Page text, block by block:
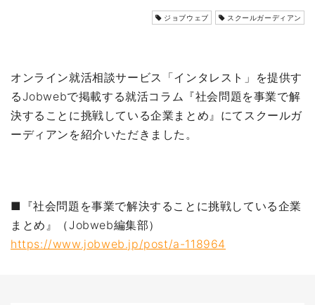
ジョブウェブ スクールガーディアン
オンライン就活相談サービス「インタレスト」を提供す
るJobwebで掲載する就活コラム『社会問題を事業で解
決することに挑戦している企業まとめ』にてスクールガ
ーディアンを紹介いただきました。
■『社会問題を事業で解決することに挑戦している企業
まとめ』（Jobweb編集部）
https://www.jobweb.jp/post/a-118964